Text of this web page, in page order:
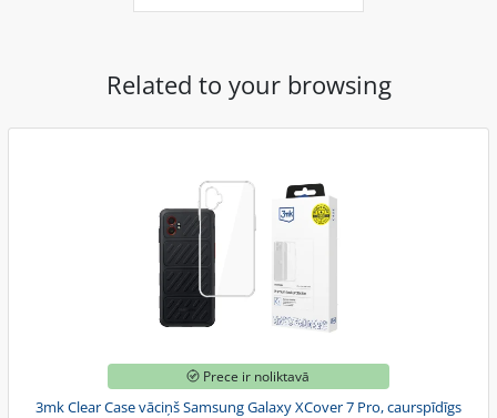
Related to your browsing
Prece ir noliktavā
3mk Clear Case vāciņš Samsung Galaxy XCover 7 Pro, caurspīdīgs